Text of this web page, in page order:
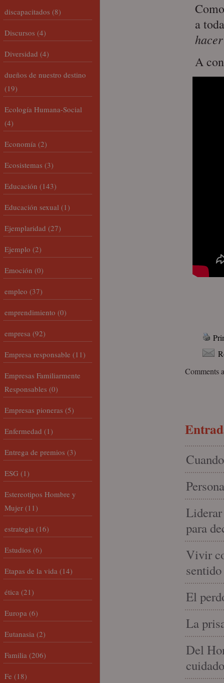
a
A
Comments
para
Vivir
El
La
Del
cuidado
discapacitados (8)
Discursos (4)
Diversidad (4)
dueños de nuestro destino
(19)
Ecología Humana-Social
(4)
Economía (2)
Ecosistemas (3)
Educación (143)
Educación sexual (1)
Ejemplaridad (27)
Ejemplo (2)
Emoción (0)
empleo (37)
emprendimiento (0)
empresa (92)
Empresa responsable (11)
Empresas Familiarmente
Responsables (0)
Empresas pioneras (5)
Enfermedad (1)
Entrega de premios (3)
ESG (1)
Estereotipos Hombre y
Mujer (11)
estrategia (16)
Estudios (6)
Etapas de la vida (14)
ética (21)
Europa (6)
Eutanasia (2)
Familia (206)
Fe (18)